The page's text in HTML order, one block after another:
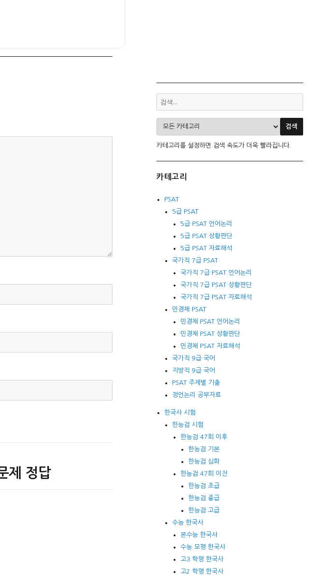
제 정답
카테고리를 설정하면 검색 속도가 더욱 빨라집니다.
카테고리
PSAT
5급 PSAT
5급 PSAT 언어논리
5급 PSAT 상황판단
5급 PSAT 자료해석
국가직 7급 PSAT
국가직 7급 PSAT 언어논리
국가직 7급 PSAT 상황판단
국가직 7급 PSAT 자료해석
민경채 PSAT
민경채 PSAT 언어논리
민경채 PSAT 상황판단
민경채 PSAT 자료해석
국가직 9급 국어
지방직 9급 국어
PSAT 주제별 기출
정언논리 공부자료
한국사 시험
한능검 시험
한능검 47회 이후
한능검 기본
한능검 심화
한능검 47회 이전
한능검 초급
한능검 중급
한능검 고급
수능 한국사
본수능 한국사
수능 모평 한국사
고3 학평 한국사
고2 학평 한국사